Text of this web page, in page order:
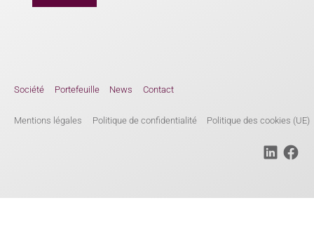
Société Portefeuille News Contact
Mentions légales Politique de confidentialité Politique des cookies (UE)